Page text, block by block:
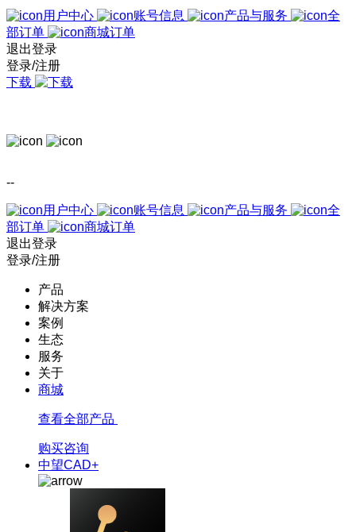
用户中心 账号信息 产品与服务
全
部订单
商城订单
退出登录
登录/注册
下载
--
用户中心 账号信息 产品与服务
全
部订单
商城订单
退出登录
登录/注册
产品
解决方案
案例
生态
服务
关于
商城
查看全部产品
购买咨询
中望CAD+